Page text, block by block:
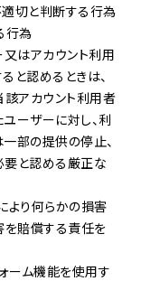
切と判断する行為
行為
はアカウント利用
と認めるときは、
該アカウント利用者
ーザーに対し、利
部の提供の停止、
要と認める厳正な
より何らかの損害
を賠償する責任を
ーム機能を使用す